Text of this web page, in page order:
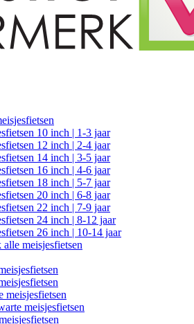
10 inch | 1-3 jaar
12 inch | 2-4 jaar
14 inch | 3-5 jaar
16 inch | 4-6 jaar
18 inch | 5-7 jaar
20 inch | 6-8 jaar
22 inch | 7-9 jaar
24 inch | 8-12 jaar
26 inch | 10-14 jaar
meisjesfietsen
meisjesfietsen
meisjesfietsen